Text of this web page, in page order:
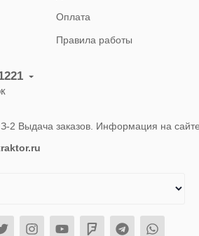
Оплата
Правила работы
З-2 Выдача заказов. Информация на